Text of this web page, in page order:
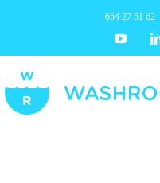
654 27 51 62